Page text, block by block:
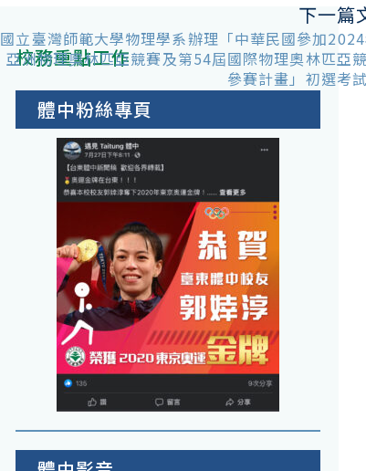
下一篇
國立臺灣師範大學物理學系辦理「中華民國參加
亞洲物理奧林匹亞競賽及第54屆國際物理奧林匹亞
參賽計畫」初選考
校務重點工作
體中粉絲專頁